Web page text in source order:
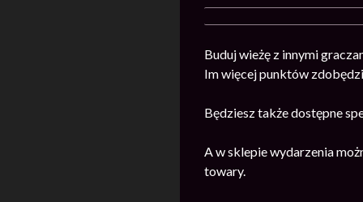
Buduj wieżę z innymi
Im więcej punktów
Będziesz także dostępne
A w sklepie wydarzenia
towary.